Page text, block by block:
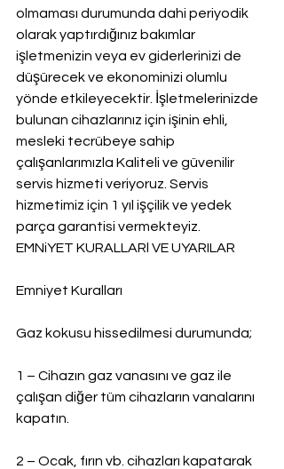
olmaması durumunda dahi periyodik
olarak yaptırdığınız bakımlar
işletmenizin veya ev giderlerinizi de
düşürecek ve ekonominizi olumlu
yönde etkileyecektir. İşletmelerinizde
bulunan cihazlarınız için işinin ehli,
mesleki tecrübeye sahip
çalışanlarımızla Kaliteli ve güvenilir
servis hizmeti veriyoruz. Servis
hizmetimiz için 1 yıl işçilik ve yedek
parça garantisi vermekteyiz.
EMNiYET KURALLARl VE UYARILAR
Emniyet Kuralları
Gaz kokusu hissedilmesi durumunda;
1 – Cihazın gaz vanasını ve gaz ile
çalışan diğer tüm cihazların vanalarını
kapatın.
2 – Ocak, fırın vb. cihazları kapatarak